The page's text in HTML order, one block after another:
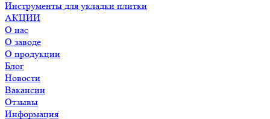
Инструменты для укладки плитки
АКЦИИ
О нас
О заводе
О продукции
Блог
Новости
Вакансии
Отзывы
Информация